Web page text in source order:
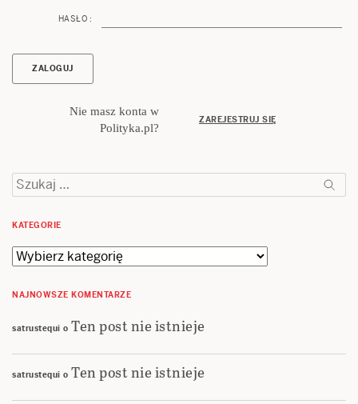
HASŁO :
Nie masz konta w
Polityka.pl?
ZAREJESTRUJ SIĘ
Szukaj:
KATEGORIE
Kategorie
NAJNOWSZE KOMENTARZE
satrustequi o Ten post nie istnieje
satrustequi o Ten post nie istnieje